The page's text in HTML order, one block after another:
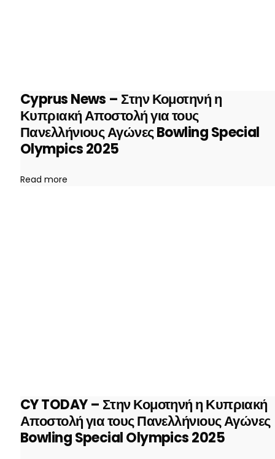
Cyprus News – Στην Κομοτηνή η
Κυπριακή Αποστολή για τους
Πανελλήνιους Αγώνες Bowling Special
Olympics 2025
Read more
CY TODAY – Στην Κομοτηνή η Κυπριακή
Αποστολή για τους Πανελλήνιους Αγώνες
Bowling Special Olympics 2025